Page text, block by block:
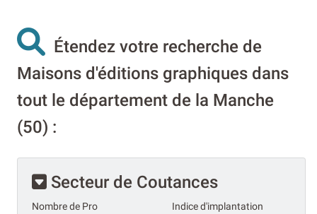
Étendez votre recherche de
Maisons d'éditions graphiques dans
tout le département de la Manche
(50) :
Secteur de Coutances
Nombre de Pro Indice d'implantation